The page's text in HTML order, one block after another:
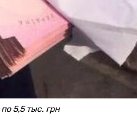
5,5 тыс. грн